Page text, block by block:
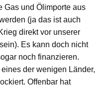
Gas und Ölimporte aus
(ja das ist auch
direkt vor unserer
Es kann doch nicht
noch finanzieren.
der wenigen Länder,
Offenbar hat